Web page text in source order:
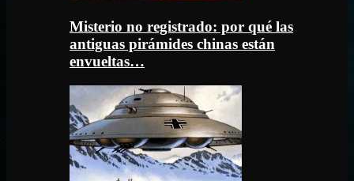
Misterio no registrado: por qué las
antiguas pirámides chinas están
envueltas…